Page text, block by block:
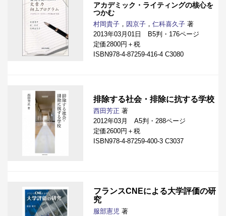
アカデミック・ライティングの核心を
つかむ
村岡貴子 ， 因京子 ， 仁科喜久子 著
2013年03月01日 B5判・176ページ
定価2800円＋税
ISBN978-4-87259-416-4 C3080
排除する社会・排除に抗する学校
西田芳正 著
2012年03月 A5判・288ページ
定価2600円＋税
ISBN978-4-87259-400-3 C3037
フランスCNEによる大学評価の研
究
服部憲児 著